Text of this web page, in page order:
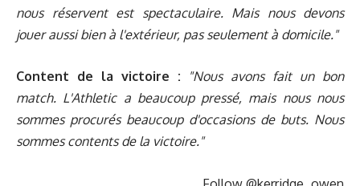
nous réservent est spectaculaire. Mais nous devons
jouer aussi bien à l'extérieur, pas seulement à domicile."
Content de la victoire :
"Nous avons fait un bon
match. L'Athletic a beaucoup pressé, mais nous nous
sommes procurés beaucoup d'occasions de buts. Nous
sommes contents de la victoire."